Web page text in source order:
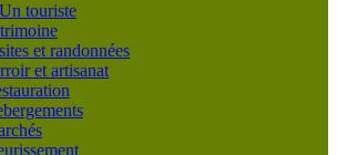
Un touriste
et randonnées
et artisanat